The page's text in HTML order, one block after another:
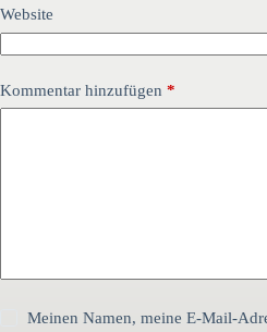
Website
Kommentar hinzufügen *
Meinen Namen, meine E-Mail-